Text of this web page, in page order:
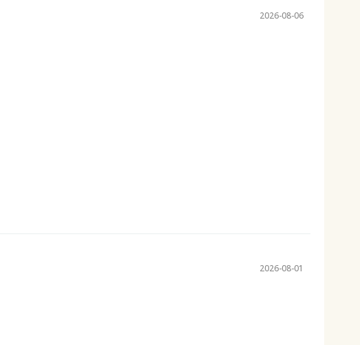
2026-08-06
2026-08-01